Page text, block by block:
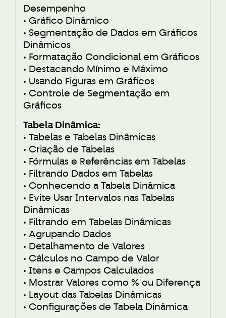
Desempenho
• Gráfico Dinâmico
• Segmentação de Dados em Gráficos
Dinâmicos
• Formatação Condicional em Gráficos
• Destacando Mínimo e Máximo
• Usando Figuras em Gráficos
• Controle de Segmentação em
Gráficos
Tabela Dinâmica:
• Tabelas e Tabelas Dinâmicas
• Criação de Tabelas
• Fórmulas e Referências em Tabelas
• Filtrando Dados em Tabelas
• Conhecendo a Tabela Dinâmica
• Evite Usar Intervalos nas Tabelas
Dinâmicas
• Filtrando em Tabelas Dinâmicas
• Agrupando Dados
• Detalhamento de Valores
• Cálculos no Campo de Valor
• Itens e Campos Calculados
• Mostrar Valores como % ou Diferença
• Layout das Tabelas Dinâmicas
• Configurações de Tabela Dinâmica